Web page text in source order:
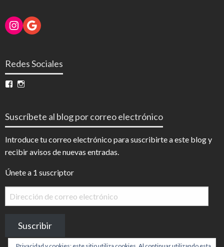
Instagram
Google
Redes Sociales
Ver
en en
Suscríbete al blog por correo electrónico
Introduce tu correo electrónico para suscribirte a este blog y
recibir avisos de nuevas entradas.
Únete a 1 suscriptor
Dirección
de
electrónico
Suscribir